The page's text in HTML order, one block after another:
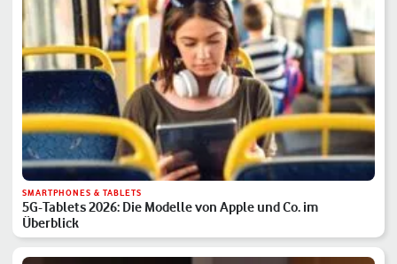
SMARTPHONES & TABLETS
5G-Tablets 2026: Die Modelle von Apple und Co. im
Überblick